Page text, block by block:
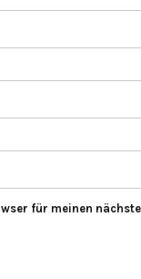
für meinen